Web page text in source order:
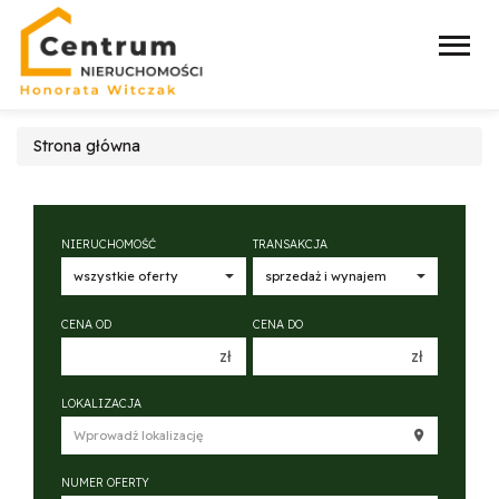
Strona główna
NIERUCHOMOŚĆ TRANSAKCJA
CENA OD
zł
250 000 zł
300 000 zł
CENA DO
zł
250 000 zł
LOKALIZACJA
NUMER OFERTY